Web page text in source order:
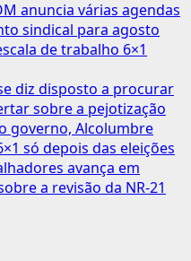
anuncia várias agendas
sindical para agosto
de trabalho 6×1
diz disposto a procurar
sobre a pejotização
governo, Alcolumbre
só depois das eleições
avança em
a revisão da NR-21